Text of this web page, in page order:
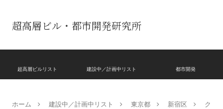
超高層ビル・都市開発研究所
超高層ビルリスト 建設中／計画中リスト 都市開発
ホーム 建設中／計画中リスト 東京都 新宿区
ク